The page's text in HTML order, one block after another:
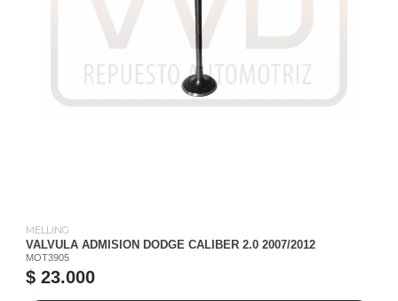
MELLING
VALVULA ADMISION DODGE CALIBER 2.0 2007/2012
MOT3905
$ 23.000